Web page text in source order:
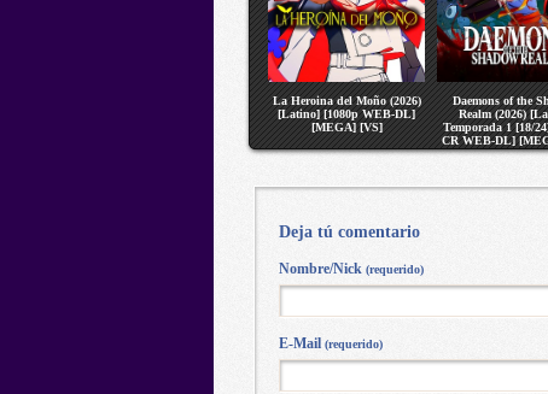
La Heroina del Moño (2026)
[Latino] [1080p WEB-DL]
[MEGA] [VS]
Daemons of the
Realm (2026)
Temporada 1 [18/
CR WEB-DL]
Deja tú comentario
Nombre/Nick (requerido)
E-Mail (requerido)